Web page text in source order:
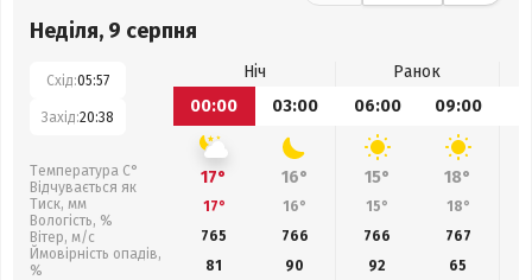
Неділя, 9 серпня
Схід:05:57
Захід:20:38
Температура С°
Відчувається як
Тиск, мм
Вологість, %
Вітер, м/с
Ймовірність опадів,
%
Ніч
Ранок
00:00
03:00 06:00 09:00
17° 16° 15° 18°
17° 16° 15° 18°
765
766 766 767
81
90 92 65